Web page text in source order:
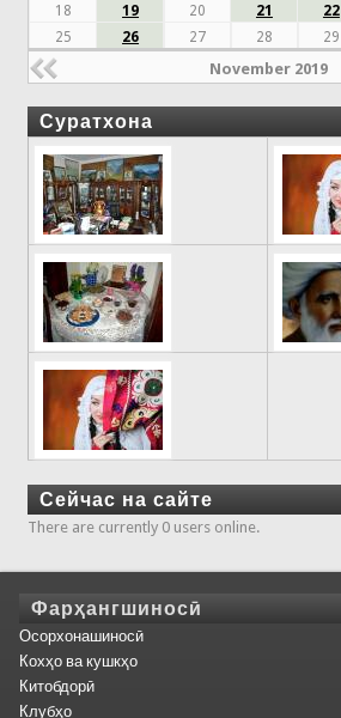
18
19 20 21 22
25
26 27 28 29
November 2019
Суратхона
Сейчас на сайте
There are currently 0 users online.
Фарҳангшиносӣ
Осорхонашиносӣ
Кохҳо ва кушкҳо
Китобдорӣ
Клубҳо